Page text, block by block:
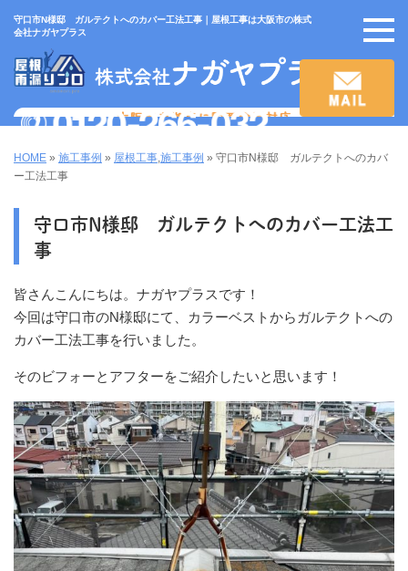
守口市N様邸 ガルテクトへのカバー工法工事｜屋根工事は大阪市の株式
会社ナガヤプラス
HOME » 施工事例 » 屋根工事 施工事例 » 守口市N様邸 ガルテクトへのカバ
ー工法工事
守口市N様邸 ガルテクトへのカバー工法工
事
皆さんこんにちは。ナガヤプラスです！
今回は守口市のN様邸にて、カラーベストからガルテクトへの
カバー工法工事を行いました。
そのビフォーとアフターをご紹介したいと思います！